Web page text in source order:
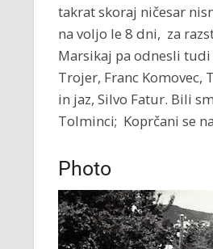
takrat skoraj ničesar
na voljo le 8 dni, za
Marsikaj pa odnesli
Trojer, Franc Komovec,
in jaz, Silvo Fatur. Bili
Tolminci; Koprčani se
Photo